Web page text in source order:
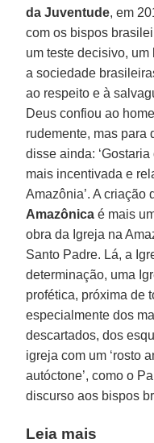
da Juventude, em
com os bispos
um teste decisivo,
a sociedade
ao respeito e à
Deus confiou ao
rudemente, mas para
disse ainda:
mais incentivada e
Amazônia’. A criação
Amazônica é mais
obra da Igreja na
Santo Padre. Lá, a
determinação, uma
profética, próxima de
especialmente dos
descartados, dos
igreja com um ‘rosto
autóctone’, como o
discurso aos bispos
Leia mais